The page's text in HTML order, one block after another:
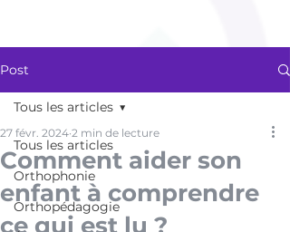
Post
Tous les articles
Orthophonie
Orthopédagogie
Tous les articles
Comment aider son
enfant à comprendre
ce qui est lu ?
27 févr. 2024 2 min de lecture